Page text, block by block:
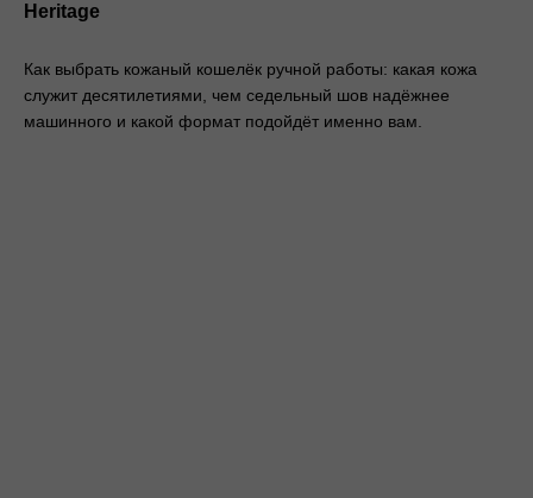
Heritage
Как выбрать кожаный кошелёк ручной работы: какая кожа
служит десятилетиями, чем седельный шов надёжнее
машинного и какой формат подойдёт именно вам.